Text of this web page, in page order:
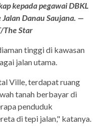
kepada pegawai DBKL
Danau Saujana. —
The Star
tinggi di kawasan
jalan utama.
Ville, terdapat ruang
tanah berbayar di
penduduk
di tepi jalan," katanya.